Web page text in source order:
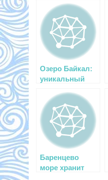
Озеро Байкал:
уникальный
только
Баренцево
море хранит